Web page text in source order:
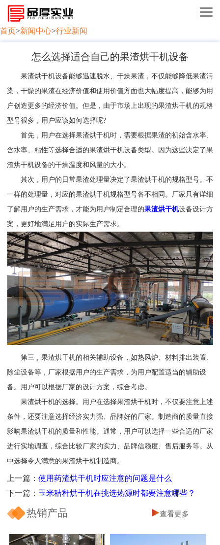
首页>新闻中心>行业新闻
怎么选择适合自己的果渣烘干机设备
果渣烘干机设备能够迅速脱水、干燥果渣，不仅能够降低果渣污
染，干燥的果渣在经济价值和使用价值方面也大幅度提高，能够为用
户创造更多的经济价值。但是，由于市场上出现的果渣烘干机的规格
型号很多，用户应该如何选择呢?
首先，用户在选择果渣烘干机时，需要根据果渣的初始含水率、
含水率、粘性等选择合适的果渣烘干机设备类型。因为这些决定了果
渣烘干机设备的干燥温度和风量的大小。
其次，用户的日常果渣处理量决定了果渣烘干机的规格型号。不
一样的处理量，对应的果渣烘干机规格型号各不相同。厂家只有详细
了解用户的生产需求，才能为用户制定合理的果渣烘干机设备设计方
案，更好地满足用户的实际生产需求。
第三，果渣烘干机的相关辅助设备，如热风炉、材料排出装置、
除尘设备等，厂家根据用户的生产需求，为用户配置适当的辅助设
备。用户可以根据厂家的设计方案，综合考虑。
果渣烘干机的选择。用户在选择果渣烘干机时，不仅要注意上述
条件，还要注意选择经济实力强、品牌好的厂家。制造商的质量直接
影响果渣烘干机的质量和性能。通常，用户可以选择一些合适的厂家
进行实地调查，综合比较厂家的实力、品牌信赖度、售后服务等。从
中选择令人满意的果渣烘干机制造商。
上一篇： 使用药渣烘干机时应注意的问题是什么
下一篇： 玉米秸秆烘干机在挑选热源时都要注意哪些？
热销产品 查看更多